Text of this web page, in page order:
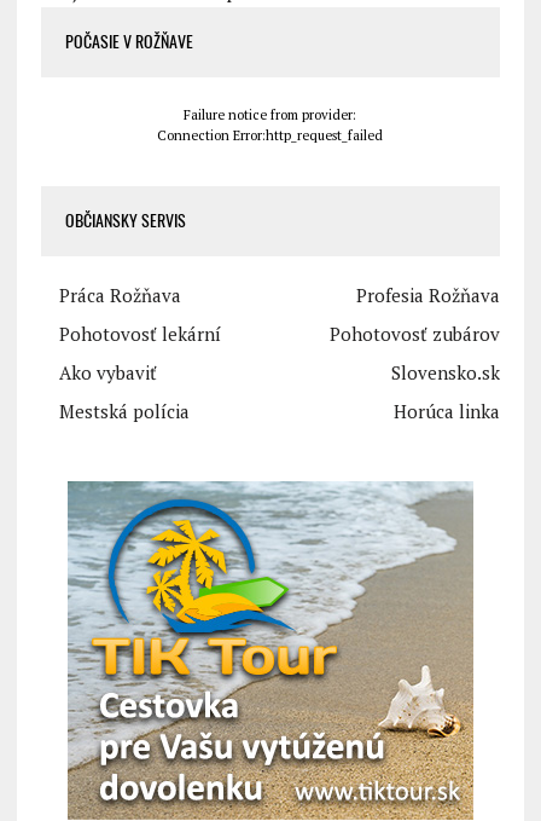
POČASIE V ROŽŇAVE
Failure notice from provider:
Connection Error:http_request_failed
OBČIANSKY SERVIS
Práca Rožňava
Profesia Rožňava
Pohotovosť lekární
Pohotovosť zubárov
Ako vybaviť
Slovensko.sk
Mestská polícia
Horúca linka